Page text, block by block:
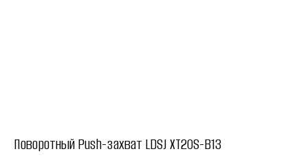
Поворотный Push-захват LDSJ XT20S-B13